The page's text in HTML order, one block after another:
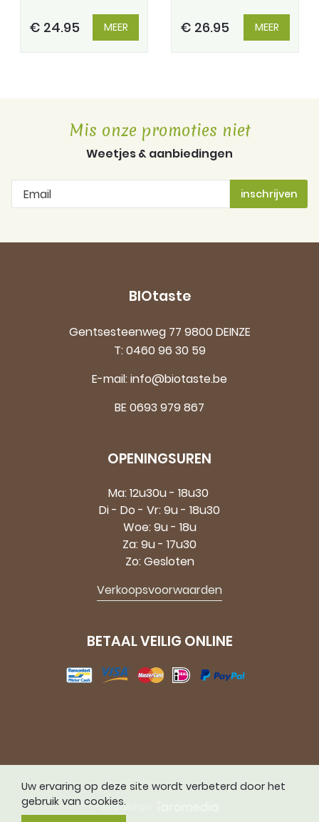
€ 24.95 MEER € 26.95 MEER
Mis onze promoties niet
Weetjes & aanbiedingen
BIOtaste
Gentsesteenweg 77 9800 DEINZE
T:0460 96 30 59
E-mail:info@biotaste.be
BE 0693 979 867
OPENINGSUREN
Ma: 12u30u - 18u30
Di - Do - Vr: 9u - 18u30
Woe: 9u - 18u
Za: 9u - 17u30
Zo: Gesloten
Verkoopsvoorwaarden
BETAAL VEILIG ONLINE
webdesign
Uw ervaring op deze site wordt verbeterd door het
gebruik van cookies.